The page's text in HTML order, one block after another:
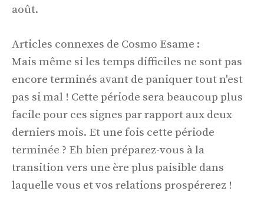
août.
Articles connexes de Cosmo Esame :
Mais même si les temps difficiles ne sont pas
encore terminés avant de paniquer tout n'est
pas si mal ! Cette période sera beaucoup plus
facile pour ces signes par rapport aux deux
derniers mois. Et une fois cette période
terminée ? Eh bien préparez-vous à la
transition vers une ère plus paisible dans
laquelle vous et vos relations prospérerez !